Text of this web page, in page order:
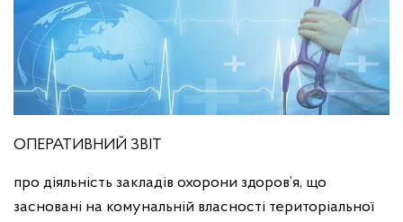
ОПЕРАТИВНИЙ ЗВІТ
про діяльність закладів охорони здоров’я, що
засновані на комунальній власності територіальної